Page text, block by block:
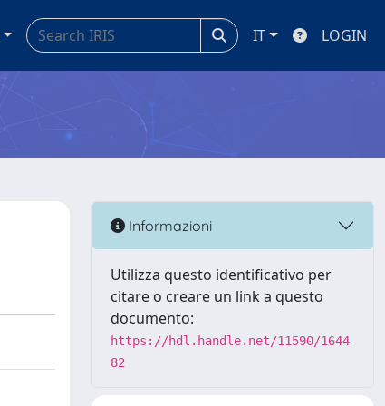
IT LOGIN
Informazioni
Utilizza questo identificativo per
citare o creare un link a questo
documento:
https://hdl.handle.net/11590/1644
82